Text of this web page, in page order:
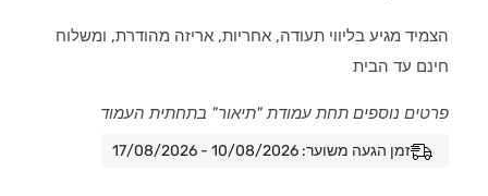
הצמיד מגיע בליווי תעודה, אחריות, אריזה מהודרת, ומשלוח
חינם עד הבית
פרטים נוספים תחת עמודת "תיאור" בתחתית העמוד
זמן הגעה משוער: 10/08/2026 - 17/08/2026